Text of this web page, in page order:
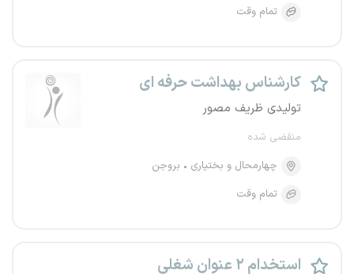
تمام وقت
کارشناس بهداشت حرفه ای
تولیدی ظریف مصور
منقضی شده
چهارمحال و بختیاری
بروجن
تمام وقت
استخدام ۲ عنوان شغلی